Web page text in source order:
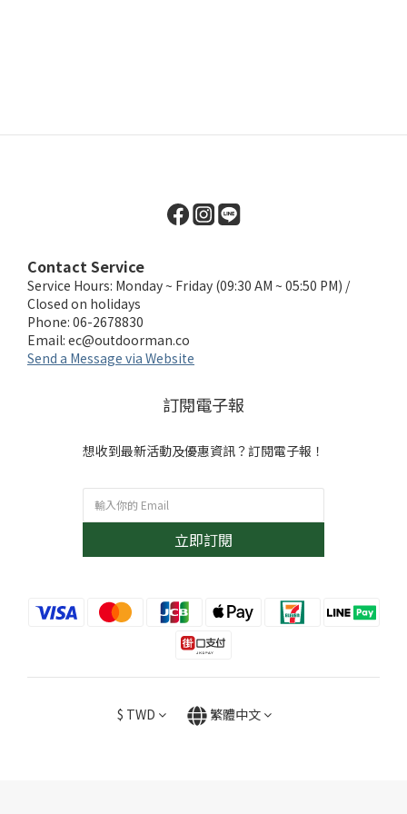
Contact Service
Service Hours: Monday ~ Friday (09:30 AM ~ 05:50 PM) /
Closed on holidays
Phone: 06-2678830
Email: ec@outdoorman.co
Send a Message via Website
訂閱電子報
想收到最新活動及優惠資訊？訂閱電子報！
立即訂閱
$ TWD 繁體中文